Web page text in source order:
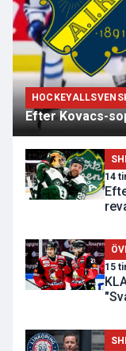
Efter Kovacs-
14
15